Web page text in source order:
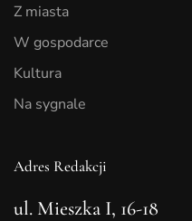
Z miasta
W gospodarce
Kultura
Na sygnale
Adres Redakcji
ul. Mieszka I, 16-18